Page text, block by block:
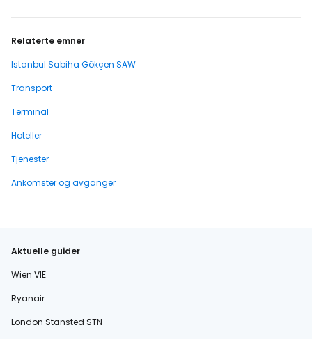
Relaterte emner
Istanbul Sabiha Gökçen SAW
Transport
Terminal
Hoteller
Tjenester
Ankomster og avganger
Aktuelle guider
Wien VIE
Ryanair
London Stansted STN